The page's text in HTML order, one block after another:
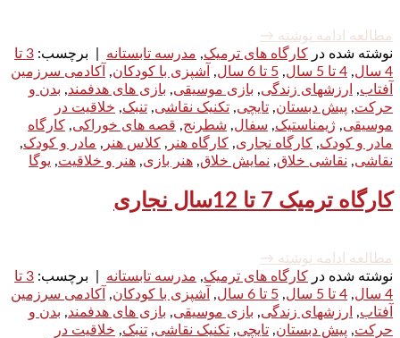
مطالعه ادامه نوشته →
نوشته شده در کارگاه های ترمیک, مدرسه تابستانه برچسب:
3 تا
4 سال
, 4 تا 5 سال , 5 تا 6 سال , آشپزی با کودکان, آکادمی سرزمین
آفتاب, ارزشهای زندگی, بازی موسیقی, بازی های هدفمند, بدن و
حرکت, پیش دبستان, تایچی, تکنیک نقاشی, تنبک, خلاقیت در
موسیقی, ژیمناستیک, سفال, شطرنج, قصه های خوراکی, کارگاه
مادر و کودک, کارگاه نجاری, کارگاه هنر , کلاس هنر , مادر و کودک,
نقاشی, نقاشی خلاق, نمایش خلاق, هنر بازی, هنر و خلاقیت, یوگا
کارگاه ترمیک 7 تا 12سال نجاری
مطالعه ادامه نوشته →
نوشته شده در کارگاه های ترمیک, مدرسه تابستانه برچسب:
3 تا
4 سال
, 4 تا 5 سال , 5 تا 6 سال , آشپزی با کودکان, آکادمی سرزمین
آفتاب, ارزشهای زندگی, بازی موسیقی, بازی های هدفمند, بدن و
حرکت, پیش دبستان, تایچی, تکنیک نقاشی, تنبک, خلاقیت در